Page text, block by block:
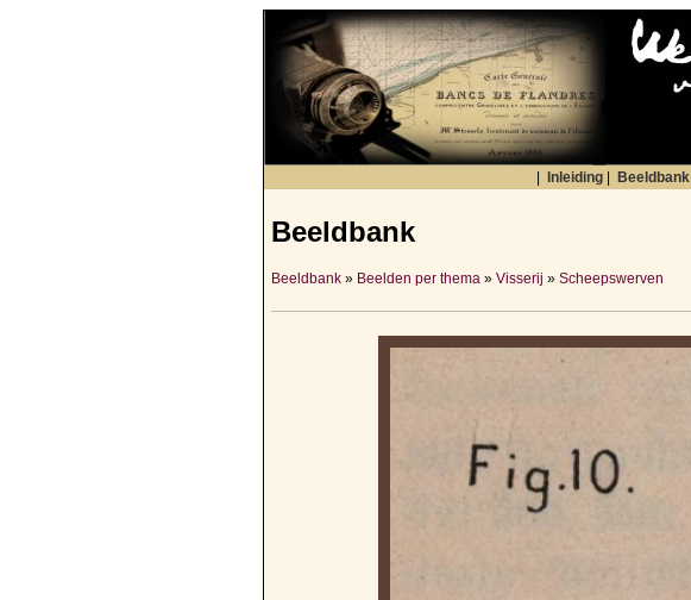
Inleiding Beeldbank
Beeldbank
Beeldbank » Beelden per thema » Visserij » Scheepswerven